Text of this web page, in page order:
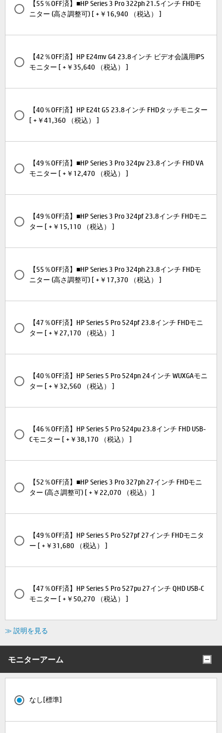
【55％OFF済】■HP Series 3 Pro 322ph 21.5インチ FHDモ
ニター (高さ調整可) [ +￥16,940 （税込） ]
【42％OFF済】HP E24mv G4 23.8インチ ビデオ会議用IPS
モニター [ +￥35,640 （税込） ]
【40％OFF済】HP E24t G5 23.8インチ FHDタッチモニター
[ +￥41,360 （税込） ]
【49％OFF済】■HP Series 3 Pro 324pv 23.8インチ FHD VA
モニター [ +￥12,470 （税込） ]
【49％OFF済】■HP Series 3 Pro 324pf 23.8インチ FHDモニ
ター [ +￥15,110 （税込） ]
【55％OFF済】■HP Series 3 Pro 324ph 23.8インチ FHDモ
ニター (高さ調整可) [ +￥17,370 （税込） ]
【47％OFF済】HP Series 5 Pro 524pf 23.8インチ FHDモニ
ター [ +￥27,170 （税込） ]
【40％OFF済】HP Series 5 Pro 524pn 24インチ WUXGAモニ
ター [ +￥32,560 （税込） ]
【46％OFF済】HP Series 5 Pro 524pu 23.8インチ FHD USB-
Cモニター [ +￥38,170 （税込） ]
【52％OFF済】■HP Series 3 Pro 327ph 27インチ FHDモニ
ター (高さ調整可) [ +￥22,070 （税込） ]
【49％OFF済】HP Series 5 Pro 527pf 27インチ FHDモニタ
ー [ +￥31,680 （税込） ]
【47％OFF済】HP Series 5 Pro 527pu 27インチ QHD USB-C
モニター [ +￥50,270 （税込） ]
≫ 説明を見る
モニターアーム
なし[標準]